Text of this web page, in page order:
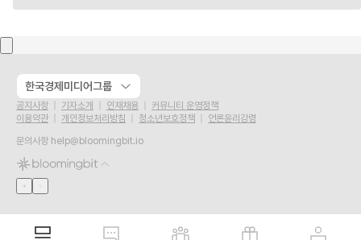
한국경제미디어그룹
공지사항 기자소개 인재채용
커뮤니티 운영정책
이용약관
개인정보처리방침 청소년보호정책
언론윤리강령
문의사항 help@bloomingbit.io